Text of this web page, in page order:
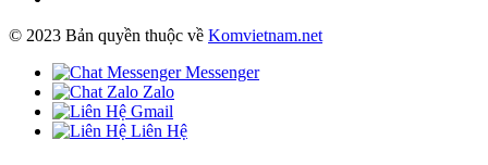
© 2023 Bản quyền thuộc về Komvietnam.net
Messenger
Zalo
Gmail
Liên Hệ